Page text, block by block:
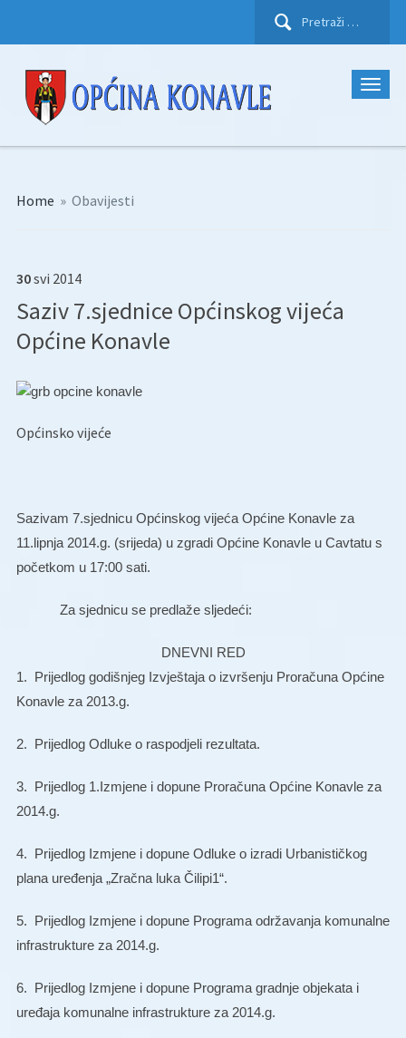
Pretraži:
Home » Obavijesti
30svi 2014
Saziv 7.sjednice Općinskog vijeća
Općine Konavle
Općinsko vijeće
Sazivam 7.sjednicu Općinskog vijeća Općine Konavle za
11.lipnja 2014.g. (srijeda) u zgradi Općine Konavle u Cavtatu s
početkom u 17:00 sati.
Za sjednicu se predlaže sljedeći:
DNEVNI RED
1.
Prijedlog godišnjeg Izvještaja o izvršenju Proračuna Općine
Konavle za 2013.g.
2. Prijedlog Odluke o raspodjeli rezultata.
3.
Prijedlog 1.Izmjene i dopune Proračuna Općine Konavle za
2014.g.
4.
Prijedlog Izmjene i dopune Odluke o izradi Urbanističkog
plana uređenja „Zračna luka Čilipi1“.
5.
Prijedlog Izmjene i dopune Programa održavanja komunalne
infrastrukture za 2014.g.
6.
Prijedlog Izmjene i dopune Programa gradnje objekata i
uređaja komunalne infrastrukture za 2014.g.